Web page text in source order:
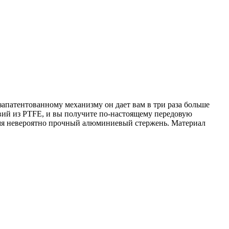
механизму он дает вам в три раза больше
из PTFE, и вы получите по-настоящему передовую
невероятно прочный алюминиевый стержень. Материал